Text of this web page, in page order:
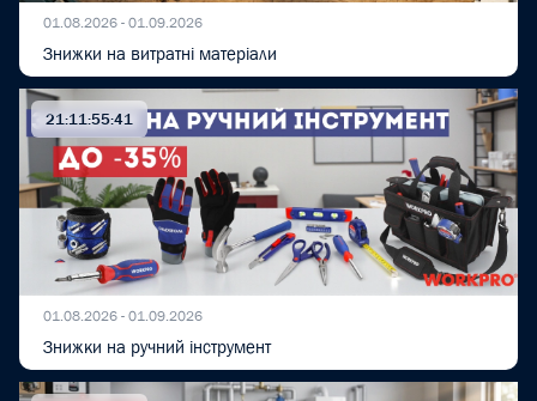
01.08.2026 - 01.09.2026
Знижки на витратні матеріали
01.08.2026 - 01.09.2026
Знижки на ручний інструмент
21:11:55:40